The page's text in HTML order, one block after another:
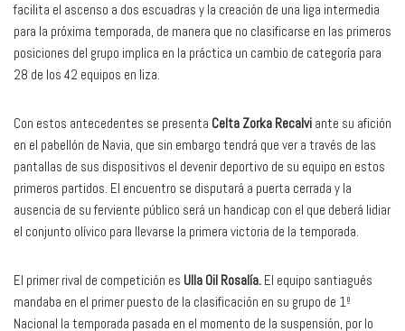
facilita el ascenso a dos escuadras y la creación de una liga intermedia
para la próxima temporada, de manera que no clasificarse en las primeros
posiciones del grupo implica en la práctica un cambio de categoría para
28 de los 42 equipos en liza.
Con estos antecedentes se presenta Celta Zorka Recalvi ante su afición
en el pabellón de Navia, que sin embargo tendrá que ver a través de las
pantallas de sus dispositivos el devenir deportivo de su equipo en estos
primeros partidos. El encuentro se disputará a puerta cerrada y la
ausencia de su ferviente público será un handicap con el que deberá lidiar
el conjunto olívico para llevarse la primera victoria de la temporada.
El primer rival de competición es Ulla Oil Rosalía. El equipo santiagués
mandaba en el primer puesto de la clasificación en su grupo de 1º
Nacional la temporada pasada en el momento de la suspensión, por lo